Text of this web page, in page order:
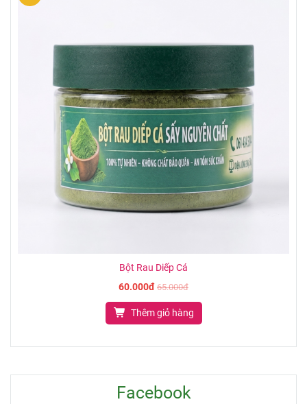
Bột Rau Diếp Cá
60.000đ 65.000đ
Thêm giỏ hàng
Facebook